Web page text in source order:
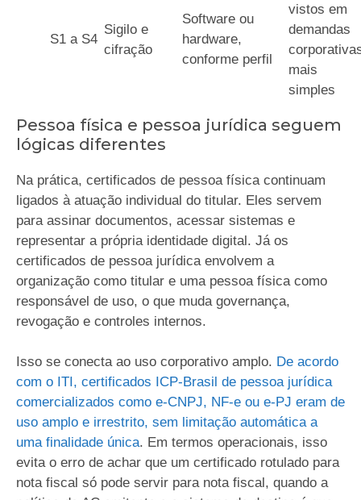
S1 a S4
Sigilo e
cifração
Software ou
hardware,
conforme perfil
vistos em
demandas
mais
simples
Pessoa física e pessoa jurídica seguem
lógicas diferentes
Na prática, certificados de pessoa física continuam
ligados à atuação individual do titular. Eles servem
para assinar documentos, acessar sistemas e
representar a própria identidade digital. Já os
certificados de pessoa jurídica envolvem a
organização como titular e uma pessoa física como
responsável de uso, o que muda governança,
revogação e controles internos.
Isso se conecta ao uso corporativo amplo. De acordo
com o ITI, certificados ICP-Brasil de pessoa jurídica
comercializados como e-CNPJ, NF-e ou e-PJ eram de
uso amplo e irrestrito, sem limitação automática a
uma finalidade única. Em termos operacionais, isso
evita o erro de achar que um certificado rotulado para
nota fiscal só pode servir para nota fiscal, quando a